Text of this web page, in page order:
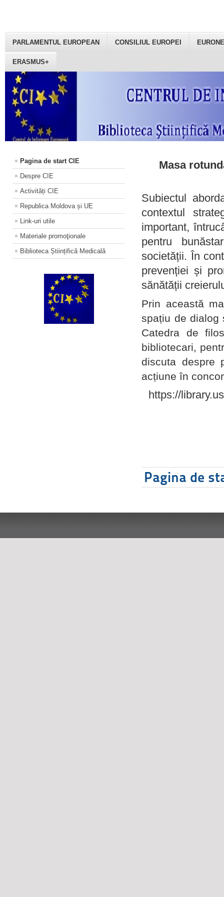
PARLAMENTUL EUROPEAN CONSILIUL EUROPEI
ERASMUS+
Pagina de start CIE
Despre CIE
Activități CIE
Republica Moldova și UE
Link-uri utile
Materiale promoţionale
Biblioteca Științifică Medicală
Masa
Subiectul
contextul
important,
pentru
societății. În
prevenției și
sănătății
Prin această
spațiu de dialog
Catedra de
bibliotecari,
discuta despre
acțiune în
https://
Pagina de